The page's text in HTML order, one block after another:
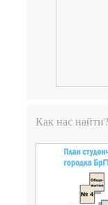
Как нас найти?